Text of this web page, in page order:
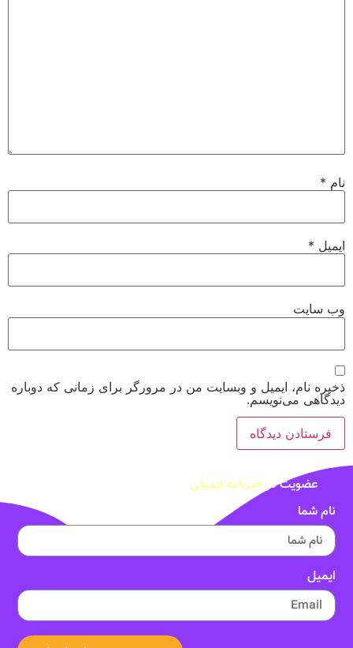
نام *
ایمیل *
وب‌ سایت
ذخیره نام، ایمیل و وبسایت من در مرورگر برای زمانی که دوباره
دیدگاهی می‌نویسم.
عضویت در خبرنامه ایمیلی
نام شما
ایمیل